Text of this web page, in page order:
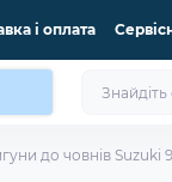
і оплата
до човнів Suzuki